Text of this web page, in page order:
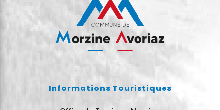
Informations Touristiques